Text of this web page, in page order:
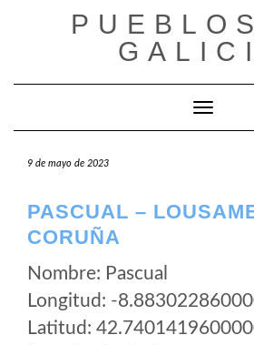
Cambiar
9 de mayo de 2023
PASCUAL –
CORUÑA
Nombre: Pascual
Longitud: -
Latitud: